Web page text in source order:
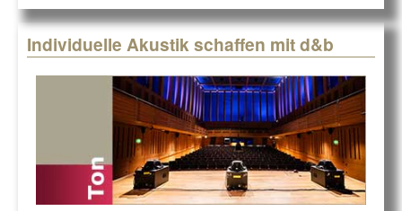
Individuelle Akustik schaffen mit d&b